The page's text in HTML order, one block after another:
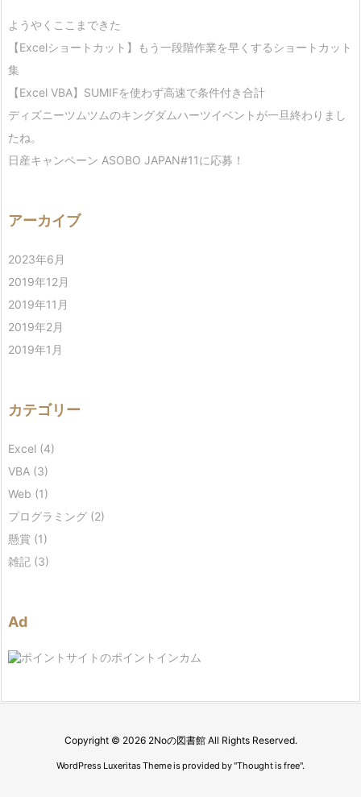
ようやくここまできた
【Excelショートカット】もう一段階作業を早くするショートカット
集
【Excel VBA】SUMIFを使わず高速で条件付き合計
ディズニーツムツムのキングダムハーツイベントが一旦終わりまし
たね。
日産キャンペーン ASOBO JAPAN#11に応募！
アーカイブ
2023年6月
2019年12月
2019年11月
2019年2月
2019年1月
カテゴリー
Excel (4)
VBA (3)
Web (1)
プログラミング (2)
懸賞 (1)
雑記 (3)
Ad
Copyright © 2026 2Noの図書館All Rights Reserved.
WordPress Luxeritas Theme is provided by "Thought is free".